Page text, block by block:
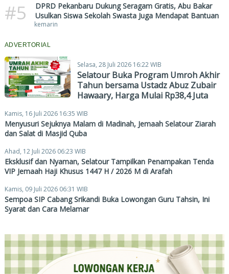
#5
DPRD Pekanbaru Dukung Seragam Gratis, Abu Bakar
Usulkan Siswa Sekolah Swasta Juga Mendapat Bantuan
kemarin
ADVERTORIAL
Selasa, 28 Juli 2026 16:22 WIB
Selatour Buka Program Umroh Akhir
Tahun bersama Ustadz Abuz Zubair
Hawaary, Harga Mulai Rp38,4 Juta
Kamis, 16 Juli 2026 16:35 WIB
Menyusuri Sejuknya Malam di Madinah, Jemaah Selatour Ziarah
dan Salat di Masjid Quba
Ahad, 12 Juli 2026 06:23 WIB
Eksklusif dan Nyaman, Selatour Tampilkan Penampakan Tenda
VIP Jemaah Haji Khusus 1447 H / 2026 M di Arafah
Kamis, 09 Juli 2026 06:31 WIB
Sempoa SIP Cabang Srikandi Buka Lowongan Guru Tahsin, Ini
Syarat dan Cara Melamar